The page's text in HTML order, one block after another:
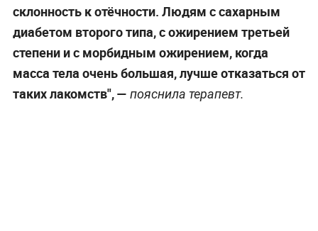
склонность к отёчности. Людям с сахарным
диабетом второго типа, с ожирением третьей
степени и с морбидным ожирением, когда
масса тела очень большая, лучше отказаться от
таких лакомств", — пояснила терапевт.